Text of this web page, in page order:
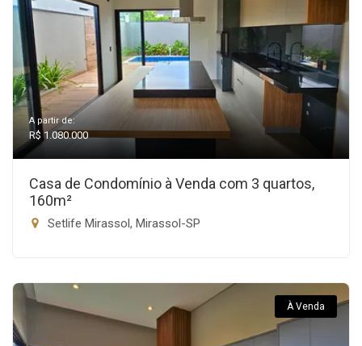
A partir de:
R$ 1.080.000
Casa de Condomínio à Venda com 3 quartos,
160m²
Setlife Mirassol, Mirassol-SP
À Venda